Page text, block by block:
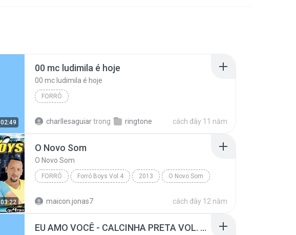
02:49
00 mc ludimila é hoje
00 mc ludimila é hoje
FORRÓ
charllesaguiartrong ringtone cách đây 11 năm
03:22
O Novo Som
O Novo Som
FORRÓ Forró Boys Vol.4 2013 O Novo Som
maicon.jonas7 cách đây 12 năm
EU AMO VOCÊ - CALCINHA PRETA VOL. 26 - 2012.mp3